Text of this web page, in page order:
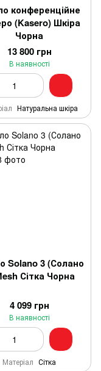
конференційне
(Kasero) Шкіра
Чорна
13 800 грн
В наявності
Натуральна шкіра
Solano 3 (Солано
Сітка Чорна
4 099 грн
В наявності
Матеріал Сітка